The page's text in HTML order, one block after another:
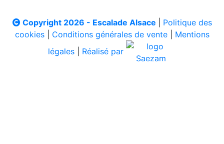
Copyright 2026 - Escalade Alsace
Politique des
cookies| Conditions générales de vente| Mentions
légales
Réalisé par